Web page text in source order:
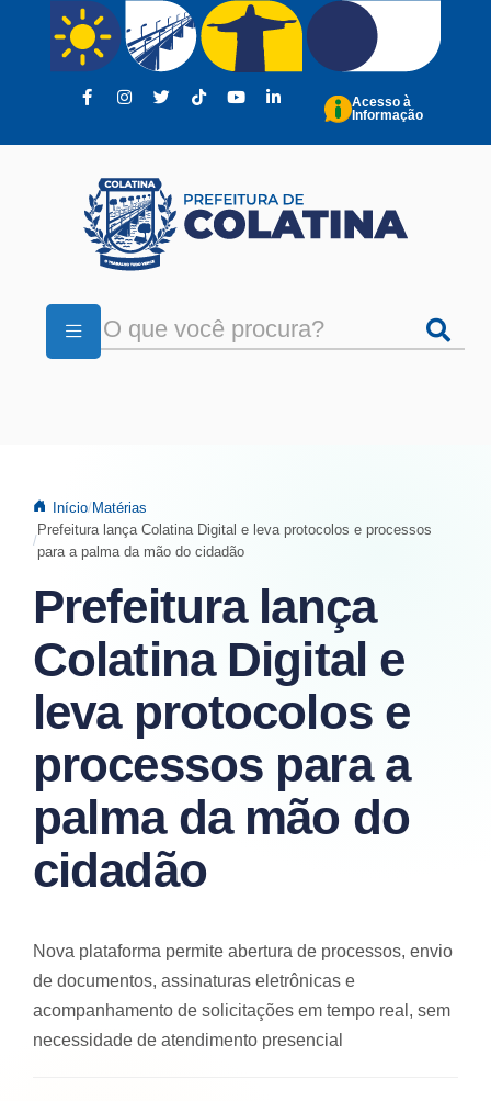
Pular para o conteúdo principal
Acesso à
Informação
Início Matérias
Prefeitura lança Colatina Digital e leva protocolos e processos
para a palma da mão do cidadão
Prefeitura lança
Colatina Digital e
leva protocolos e
processos para a
palma da mão do
cidadão
Nova plataforma permite abertura de processos, envio
de documentos, assinaturas eletrônicas e
acompanhamento de solicitações em tempo real, sem
necessidade de atendimento presencial